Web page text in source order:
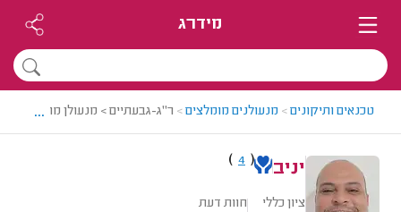
מידרג
טכנאים ותיקונים> מנעולנים מומלצים> ר"ג-גבעתיים > מנעולן מומלץ -
...
יניב (
4
)
ציון כללי חוות דעת